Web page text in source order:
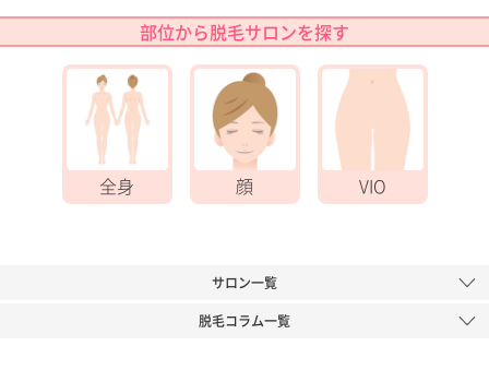
部位から脱毛サロンを探す
全身 顔 VIO
サロン一覧
脱毛コラム一覧